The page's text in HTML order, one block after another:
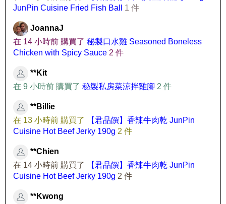
JunPin Cuisine Fried Fish Ball
1 件
JoannaJ
在 14 小時前 購買了 秘製口水雞 Seasoned Boneless
Chicken with Spicy Sauce 2 件
**Kit
在 9 小時前 購買了 秘製私房菜涼拌雞腳 2 件
**Billie
在 13 小時前 購買了
【君品饌】香辣牛肉乾 JunPin
Cuisine Hot Beef Jerky 190g 2 件
**Chien
在 14 小時前 購買了
【君品饌】香辣牛肉乾 JunPin
Cuisine Hot Beef Jerky 190g 2 件
**Kwong